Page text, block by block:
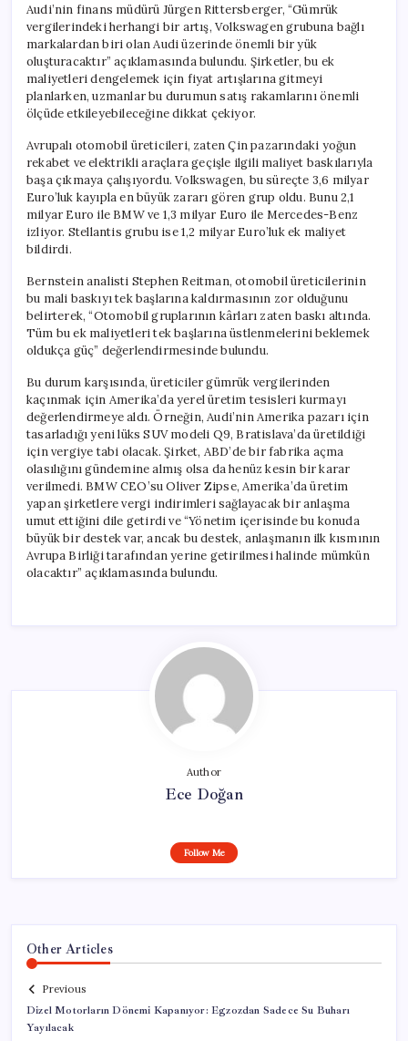
Audi’nin finans müdürü Jürgen Rittersberger, “Gümrük
vergilerindeki herhangi bir artış, Volkswagen grubuna bağlı
markalardan biri olan Audi üzerinde önemli bir yük
oluşturacaktır” açıklamasında bulundu. Şirketler, bu ek
maliyetleri dengelemek için fiyat artışlarına gitmeyi
planlarken, uzmanlar bu durumun satış rakamlarını önemli
ölçüde etkileyebileceğine dikkat çekiyor.
Avrupalı otomobil üreticileri, zaten Çin pazarındaki yoğun
rekabet ve elektrikli araçlara geçişle ilgili maliyet baskılarıyla
başa çıkmaya çalışıyordu. Volkswagen, bu süreçte 3,6 milyar
Euro’luk kayıpla en büyük zararı gören grup oldu. Bunu 2,1
milyar Euro ile BMW ve 1,3 milyar Euro ile Mercedes-Benz
izliyor. Stellantis grubu ise 1,2 milyar Euro’luk ek maliyet
bildirdi.
Bernstein analisti Stephen Reitman, otomobil üreticilerinin
bu mali baskıyı tek başlarına kaldırmasının zor olduğunu
belirterek, “Otomobil gruplarının kârları zaten baskı altında.
Tüm bu ek maliyetleri tek başlarına üstlenmelerini beklemek
oldukça güç” değerlendirmesinde bulundu.
Bu durum karşısında, üreticiler gümrük vergilerinden
kaçınmak için Amerika’da yerel üretim tesisleri kurmayı
değerlendirmeye aldı. Örneğin, Audi’nin Amerika pazarı için
tasarladığı yeni lüks SUV modeli Q9, Bratislava’da üretildiği
için vergiye tabi olacak. Şirket, ABD’de bir fabrika açma
olasılığını gündemine almış olsa da henüz kesin bir karar
verilmedi. BMW CEO’su Oliver Zipse, Amerika’da üretim
yapan şirketlere vergi indirimleri sağlayacak bir anlaşma
umut ettiğini dile getirdi ve “Yönetim içerisinde bu konuda
büyük bir destek var, ancak bu destek, anlaşmanın ilk kısmının
Avrupa Birliği tarafından yerine getirilmesi halinde mümkün
olacaktır” açıklamasında bulundu.
Author
Ece Doğan
Follow Me
Other Articles
Previous
Dizel Motorların Dönemi Kapanıyor: Egzozdan Sadece Su Buharı
Yayılacak